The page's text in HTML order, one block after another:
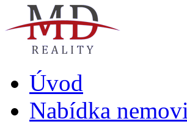
Úvod
Nabídka